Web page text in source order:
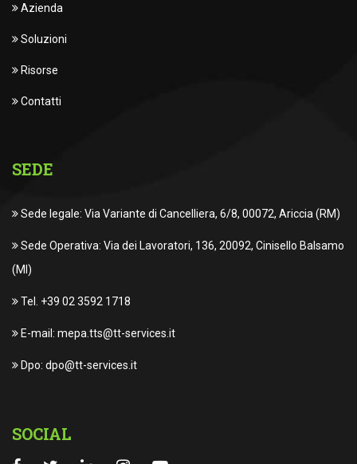
Azienda
Soluzioni
Risorse
Contatti
SEDE
Sede legale: Via Variante di Cancelliera, 6/8, 00072, Ariccia (RM)
Sede Operativa: Via dei Lavoratori, 136, 20092, Cinisello Balsamo
(MI)
Tel. +39 02 3592 1718
E-mail: mepa.tts@tt-services.it
Dpo: dpo@tt-services.it
SOCIAL